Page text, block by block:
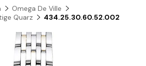
Omega De Ville
Quarz
434.25.30.60.52.002
springen